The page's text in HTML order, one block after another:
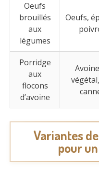
Oeufs
brouillés
aux
légumes
Oeufs,
Porridge
aux
flocons
d’avoine
Variantes
pour